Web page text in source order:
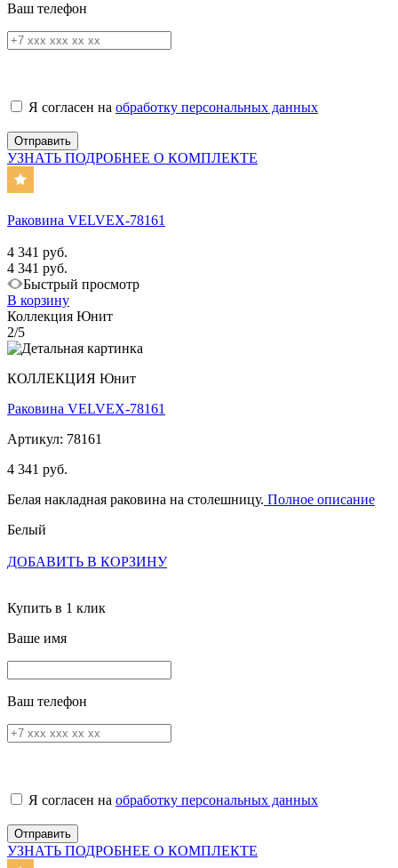
Ваш телефон
Я согласен на обработку персональных данных
УЗНАТЬ ПОДРОБНЕЕ О КОМПЛЕКТЕ
Раковина VELVEX-78161
4 341 руб.
4 341 руб.
Быстрый просмотр
В корзину
Коллекция Юнит
2/5
КОЛЛЕКЦИЯ Юнит
Раковина VELVEX-78161
Артикул: 78161
4 341 руб.
Белая накладная раковина на столешницу. Полное описание
Белый
ДОБАВИТЬ В КОРЗИНУ
Купить в 1 клик
Ваше имя
Ваш телефон
Я согласен на обработку персональных данных
УЗНАТЬ ПОДРОБНЕЕ О КОМПЛЕКТЕ